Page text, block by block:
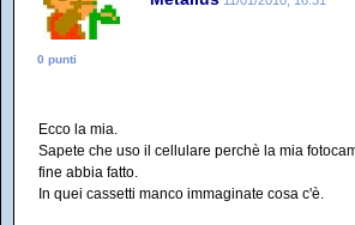
0 punti
Ecco la mia.
Sapete che uso il cellulare perchè la mia
fine abbia fatto.
In quei cassetti manco immaginate cosa c'è.